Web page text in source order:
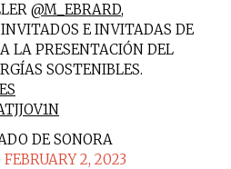
@M_EBRARD,
INVITADOS E INVITADAS DE
LA PRESENTACIÓN DEL
SOSTENIBLES.
DE SONORA
FEBRUARY 2, 2023